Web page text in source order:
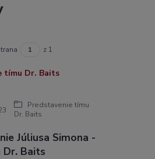
z 1
Júliusa Simona -
Baits
Predstavenie tímu
Dr. Baits